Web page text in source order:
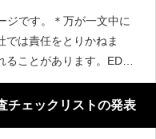
ジです。＊万が一文中に
では責任をとりかねま
ことがあります。EDC
理シート独立行政法人医
は、平成
チェックリストの発表